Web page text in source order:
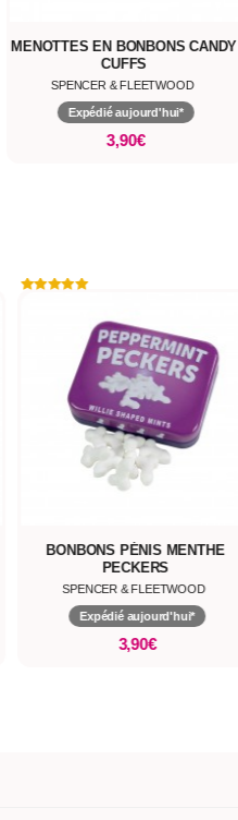
MENOTTES EN BONBONS CANDY
CUFFS
SPENCER & FLEETWOOD
Expédié aujourd'hui*
3,90€
BONBONS PÉNIS MENTHE
PECKERS
SPENCER & FLEETWOOD
Expédié aujourd'hui*
3,90€